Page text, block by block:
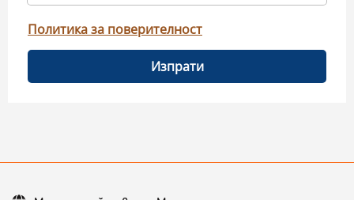
Политика за поверителност
Изпрати